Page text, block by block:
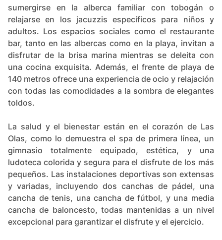
sumergirse en la alberca familiar con tobogán o
relajarse en los jacuzzis específicos para niños y
adultos. Los espacios sociales como el restaurante
bar, tanto en las albercas como en la playa, invitan a
disfrutar de la brisa marina mientras se deleita con
una cocina exquisita. Además, el frente de playa de
140 metros ofrece una experiencia de ocio y relajación
con todas las comodidades a la sombra de elegantes
toldos.
La salud y el bienestar están en el corazón de Las
Olas, como lo demuestra el spa de primera línea, un
gimnasio totalmente equipado, estética, y una
ludoteca colorida y segura para el disfrute de los más
pequeños. Las instalaciones deportivas son extensas
y variadas, incluyendo dos canchas de pádel, una
cancha de tenis, una cancha de fútbol, y una media
cancha de baloncesto, todas mantenidas a un nivel
excepcional para garantizar el disfrute y el ejercicio.